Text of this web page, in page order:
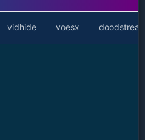
vidhide voesx